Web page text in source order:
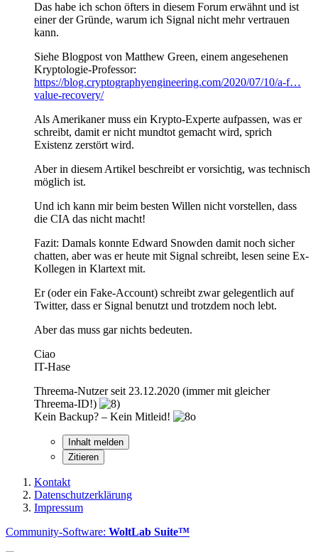
Das habe ich schon öfters in diesem Forum erwähnt und ist
einer der Gründe, warum ich Signal nicht mehr vertrauen
kann.
Siehe Blogpost von Matthew Green, einem angesehenen
Kryptologie-Professor:
https://blog.cryptographyengineering.com/2020/07/10/a-f…
value-recovery/
Als Amerikaner muss ein Krypto-Experte aufpassen, was er
schreibt, damit er nicht mundtot gemacht wird, sprich
Existenz zerstört wird.
Aber in diesem Artikel beschreibt er vorsichtig, was technisch
möglich ist.
Und ich kann mir beim besten Willen nicht vorstellen, dass
die CIA das nicht macht!
Fazit: Damals konnte Edward Snowden damit noch sicher
chatten, aber was er heute mit Signal schreibt, lesen seine Ex-
Kollegen in Klartext mit.
Er (oder ein Fake-Account) schreibt zwar gelegentlich auf
Twitter, dass er Signal benutzt und trotzdem noch lebt.
Aber das muss gar nichts bedeuten.
Ciao
IT-Hase
Threema-Nutzer seit 23.12.2020 (immer mit gleicher
Threema-ID!)
Kein Backup? – Kein Mitleid!
Inhalt melden
Zitieren
Kontakt
Datenschutzerklärung
Impressum
Community-Software: WoltLab Suite™